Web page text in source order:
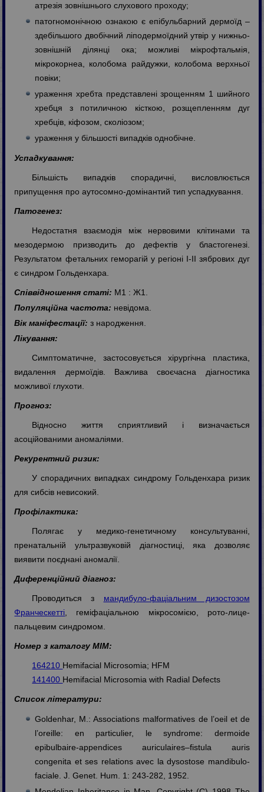
атрезія зовнішнього слухового проходу;
патогномонічною ознакою є епібульбарний дермоїд –
здебільшого двобічний ліподермоїдний утвір у нижньо-
зовнішній ділянці ока; можливі мікрофтальмія,
мікрокорнеа, колобома райдужки, колобома верхньої
повіки;
ураження хребта представлені зрощенням 1 шийного
хребця з потиличною кісткою, розщепленням дуг
хребців, кіфозом, сколіозом;
ураження у більшості випадків однобічне.
Успадкування:
Більшість випадків спорадичні, висловлюється
припущення про аутосомно-домінантий тип успадкування.
Патогенез:
Недостатня взаємодія між нервовими клітинами та
мезодермою призводить до дефектів у бластогенезі.
Результатом фетальних геморагій у регіоні І-ІІ зябрових дуг
є синдром Гольденхара.
Співвідношення статі: М1 : Ж1.
Популяційна частота: невідома.
Вік маніфестації: з народження.
Лікування:
Симптоматичне, застосовується хірургічна пластика,
видалення дермоїдів. Важлива своєчасна діагностика
можливої глухоти.
Прогноз:
Відносно життя сприятливий і визначається
асоційованими аномаліями.
Рекурентний ризик:
У спорадичних випадках синдрому Гольденхара ризик
для сибсів невисокий.
Профілактика:
Полягає у медико-генетичному консультуванні,
пренатальній ультразвуковій діагностиці, яка дозволяє
виявити поєднані аномалії.
Диференційний діагноз:
Проводиться з мандибуло-фаціальним дизостозом
Франческетті, геміфаціальною мікросомією, рото-лице-
пальцевим синдромом.
Номер з каталогу МІМ:
164210 Hemifacial Microsomia; HFM
141400 Hemifacial Microsomia with Radial Defects
Список літератури:
Goldenhar, M.: Associations malformatives de l’oeil et de
l’oreille: en particulier, le syndrome: dermoide
epibulbaire-appendices auriculaires–fistula auris
congenita et ses relations avec la dysostose mandibulo-
faciale. J. Genet. Hum. 1: 243-282, 1952.